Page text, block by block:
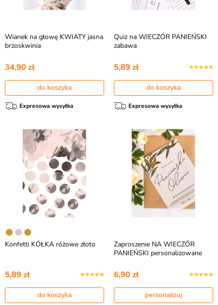
Wianek na głowę KWIATY jasna
brzoskwinia
34,90 zł
do koszyka
Expresowa wysyłka
Quiz na WIECZÓR PANIEŃSKI
zabawa
5,89 zł
do koszyka
Expresowa wysyłka
Konfetti KÓŁKA różowe złoto
5,89 zł
do koszyka
Zaproszenie NA WIECZÓR
PANIEŃSKI personalizowane
6,90 zł
personalizuj